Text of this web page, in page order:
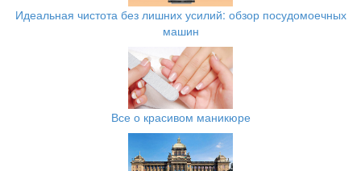
Идеальная чистота без лишних усилий: обзор посудомоечных
машин
Все о красивом маникюре